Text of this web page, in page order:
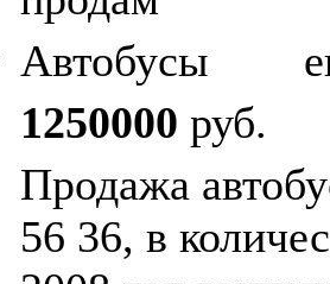
Автобусы
1250000 руб.
Продажа
56 36, в